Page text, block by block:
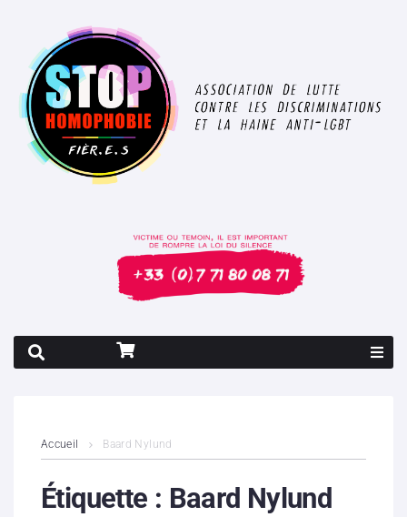
Contenus litigieux
Accueil Baard Nylund
Étiquette : Baard Nylund